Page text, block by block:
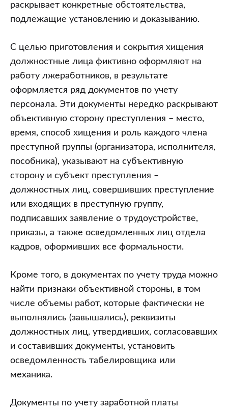
раскрывает конкретные обстоятельства,
подлежащие установлению и доказыванию.
С целью приготовления и сокрытия хищения
должностные лица фиктивно оформляют на
работу лжеработников, в результате
оформляется ряд документов по учету
персонала. Эти документы нередко раскрывают
объективную сторону преступления – место,
время, способ хищения и роль каждого члена
преступной группы (организатора, исполнителя,
пособника), указывают на субъективную
сторону и субъект преступления –
должностных лиц, совершивших преступление
или входящих в преступную группу,
подписавших заявление о трудоустройстве,
приказы, а также осведомленных лиц отдела
кадров, оформивших все формальности.
Кроме того, в документах по учету труда можно
найти признаки объективной стороны, в том
числе объемы работ, которые фактически не
выполнялись (завышались), реквизиты
должностных лиц, утвердивших, согласовавших
и составивших документы, установить
осведомленность табелировщика или
механика.
Документы по учету заработной платы